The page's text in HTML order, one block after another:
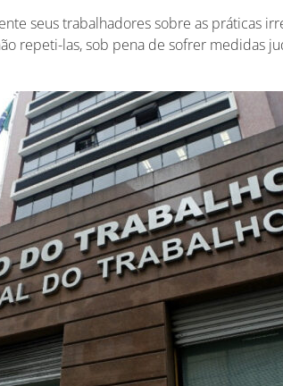
seus trabalhadores sobre as práticas
repeti-las, sob pena de sofrer medidas